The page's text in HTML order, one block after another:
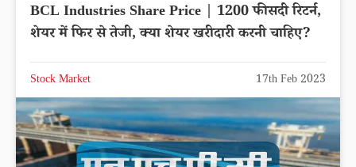
BCL Industries Share Price | 1200 फीसदी रिटर्न,
शेयर में फिर से तेजी, क्या शेयर खरीदारी करनी चाहिए?
Stock Market 17th Feb 2023